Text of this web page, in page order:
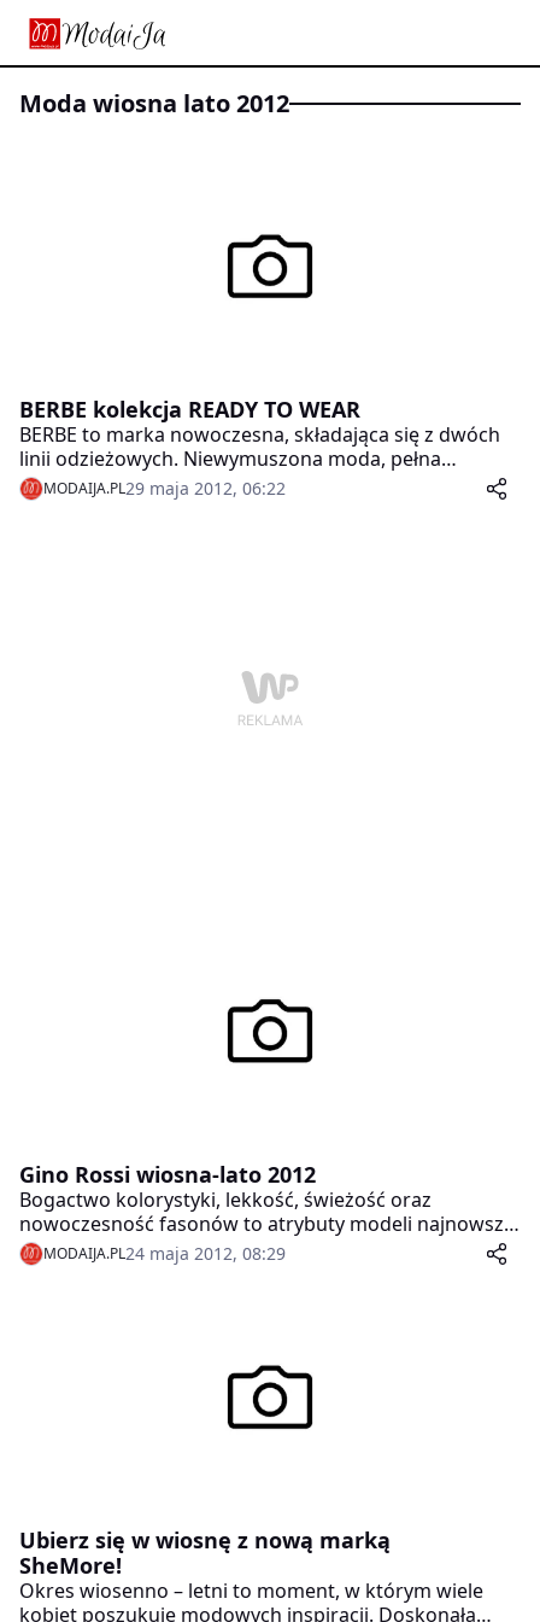
moda wiosna lato 2012
BERBE kolekcja READY TO WEAR
BERBE to marka nowoczesna, składająca się z dwóch
linii odzieżowych. Niewymuszona moda, pełna
miejskiego charakteru. Styl BERBE to świeżość,
śmiałość i świadomość.
MODAIJA.PL29 maja 2012, 06:22
Gino Rossi wiosna-lato 2012
Bogactwo kolorystyki, lekkość, świeżość oraz
nowoczesność fasonów to atrybuty modeli najnowszej
kolekcji Gino Rossi Wiosna-Lato 2012 przygotowanych
specjalnie z myślą o współczesnych kobietach.
MODAIJA.PL24 maja 2012, 08:29
Ubierz się w wiosnę z nową marką
SheMore!
Okres wiosenno – letni to moment, w którym wiele
kobiet poszukuje modowych inspiracji. Doskonałą